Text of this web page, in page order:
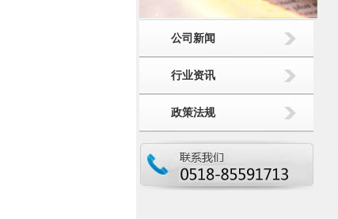
公司新闻
行业资讯
政策法规